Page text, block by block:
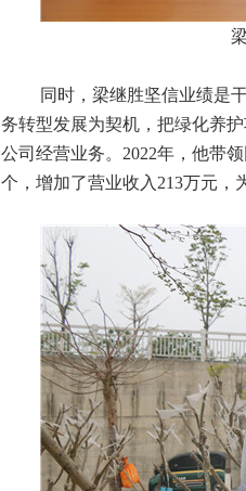
梁继胜组织召
同时，梁继胜坚信业绩是
务转型发展为契机，把绿化养
公司经营业务。 2022年，他带
个，增加了营业收入213万元，